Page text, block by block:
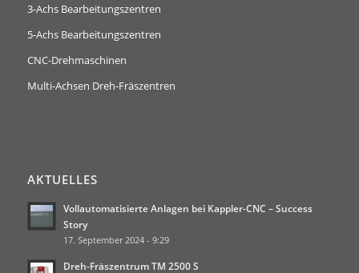
3-Achs Bearbeitungszentren
5-Achs Bearbeitungszentren
CNC-Drehmaschinen
Multi-Achsen Dreh-Fräszentren
AKTUELLES
Vollautomatisierte Anlagen bei Kappler-CNC – Success
Story
17. September 2024 - 9:29
Dreh-Fräszentrum TM 2500 S